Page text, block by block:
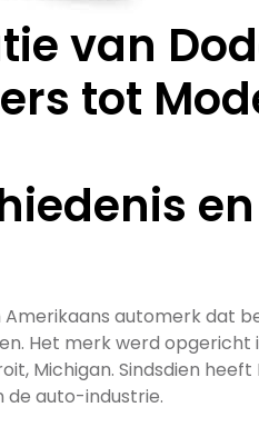
van
tot
Amerikaans automerk dat
Het merk werd opgericht
Michigan. Sindsdien
de auto-industrie.